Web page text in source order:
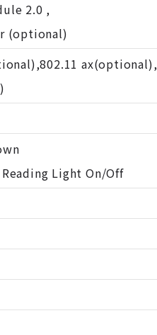
2.0 ,
(optional)
ax(optional),
Light On/Off